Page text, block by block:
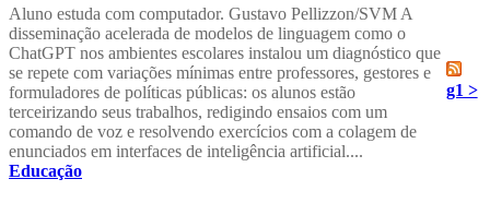
Aluno estuda com computador. Gustavo Pellizzon/SVM A
disseminação acelerada de modelos de linguagem como o
ChatGPT nos ambientes escolares instalou um diagnóstico que
se repete com variações mínimas entre professores, gestores e
formuladores de políticas públicas: os alunos estão
terceirizando seus trabalhos, redigindo ensaios com um
comando de voz e resolvendo exercícios com a colagem de
enunciados em interfaces de inteligência artificial....
g1 >
Educação